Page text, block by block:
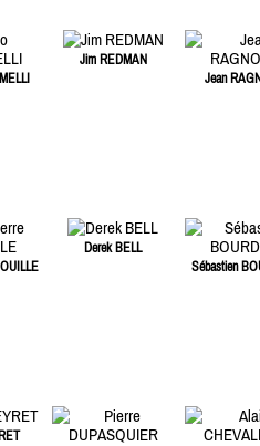
Jim REDMAN
Jean
Derek BELL
Sébastien